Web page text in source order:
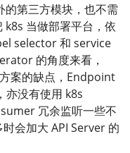
第三方模块，也不需
当做部署平台，依
selector 和 service
的角度来看，
案的缺点，Endpoint
亦没有使用 k8s
冗余监听一些不
会加大 API Server 的